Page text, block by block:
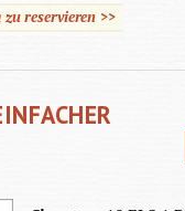
reservieren >>